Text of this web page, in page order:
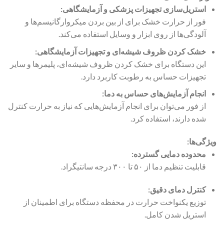
استریل‌سازی تجهیزات پزشکی و آزمایشگاهی:
فور از حرارت خشک برای از بین بردن میکروارگانیسم‌ها و
آلودگی‌ها از روی ابزار و وسایل استفاده می‌کند.
خشک کردن ظروف شیشه‌ای و تجهیزات آزمایشگاهی:
این دستگاه برای خشک کردن ظروف شیشه‌ای، پلیمرها و سایر
تجهیزات حساس به رطوبت کاربرد دارد.
انجام آزمایش‌های حساس به دما:
از فور می‌توان برای انجام آزمایش‌هایی که نیاز به حرارت کنترل
شده دارند، استفاده کرد.
ویژگی‌ها:
محدوده دمایی گسترده:
قابلیت تنظیم دما از ۵۰ تا ۳۰۰ درجه سانتیگراد.
کنترل دمای دقیق:
توزیع یکنواخت حرارت در محفظه دستگاه برای اطمینان از
استریل شدن کامل.